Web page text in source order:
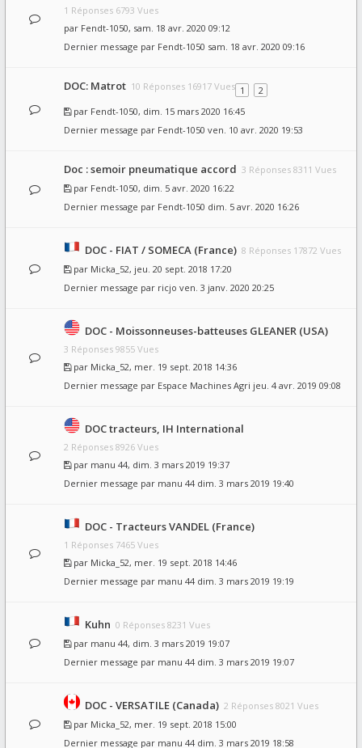
1 Réponses 6793 Vues
par Fendt-1050, sam. 18 avr. 2020 09:12
Dernier message par Fendt-1050 sam. 18 avr. 2020 09:16
DOC: Matrot 10 Réponses 16917 Vues 1
2
par Fendt-1050, dim. 15 mars 2020 16:45
Dernier message par Fendt-1050 ven. 10 avr. 2020 19:53
Doc : semoir pneumatique accord 3 Réponses 8311 Vues
par Fendt-1050, dim. 5 avr. 2020 16:22
Dernier message par Fendt-1050 dim. 5 avr. 2020 16:26
DOC - FIAT / SOMECA (France) 8 Réponses 17872 Vues
par Micka_52, jeu. 20 sept. 2018 17:20
Dernier message par ricjo ven. 3 janv. 2020 20:25
DOC - Moissonneuses-batteuses GLEANER (USA)
3 Réponses 9855 Vues
par Micka_52, mer. 19 sept. 2018 14:36
Dernier message par Espace Machines Agri jeu. 4 avr. 2019 09:08
DOC tracteurs, IH International
2 Réponses 8926 Vues
par manu 44, dim. 3 mars 2019 19:37
Dernier message par manu 44 dim. 3 mars 2019 19:40
DOC - Tracteurs VANDEL (France)
1 Réponses 7465 Vues
par Micka_52, mer. 19 sept. 2018 14:46
Dernier message par manu 44 dim. 3 mars 2019 19:19
Kuhn 0 Réponses 8231 Vues
par manu 44, dim. 3 mars 2019 19:07
Dernier message par manu 44 dim. 3 mars 2019 19:07
DOC - VERSATILE (Canada) 2 Réponses 8021 Vues
par Micka_52, mer. 19 sept. 2018 15:00
Dernier message par manu 44 dim. 3 mars 2019 18:58